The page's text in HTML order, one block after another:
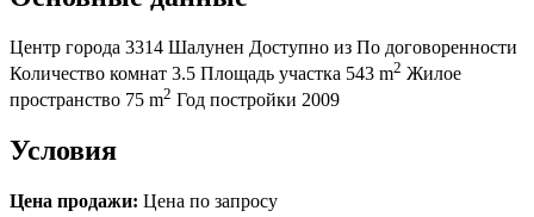
Центр города 3314 Шалунен Доступно из По договоренности
Количество комнат 3.5 Площадь участка 543 m2 Жилое
пространство 75 m2 Год постройки 2009
Условия
Цена продажи: Цена по запросу